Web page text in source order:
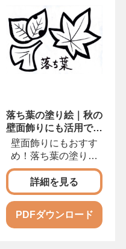
落ち葉の塗り絵｜秋の
壁面飾りにも活用でき
る図案
壁面飾りにもおすす
め！落ち葉の塗り絵
秋の壁面飾りの作り方
の
詳細を見る
PDFダウンロード